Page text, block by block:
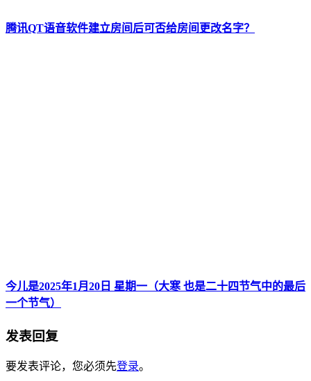
腾讯QT语音软件建立房间后可否给房间更改名字？
今儿是2025年1月20日 星期一（大寒 也是二十四节气中的最后
一个节气）
发表回复
要发表评论，您必须先登录。